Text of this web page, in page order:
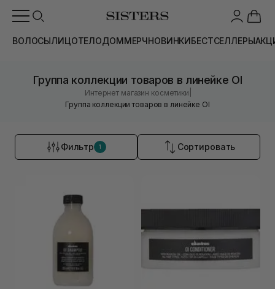
ВОЛОСЫЛИЦОТЕЛОДОММЕРЧНОВИНКИБЕСТСЕЛЛЕРЫ
Группа коллекции товаров в линейке OI
Интернет магазин косметики
Группа коллекции товаров в линейке OI
Фильтр 1 Сортировать